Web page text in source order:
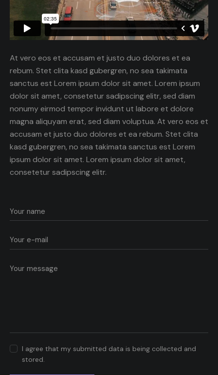
At vero eos et accusam et justo duo dolores et ea
rebum. Stet clita kasd gubergren, no sea takimata
sanctus est Lorem ipsum dolor sit amet. Lorem ipsum
dolor sit amet, consetetur sadipscing elitr, sed diam
nonumy eirmod tempor invidunt ut labore et dolore
magna aliquyam erat, sed diam voluptua. At vero eos et
accusam et justo duo dolores et ea rebum. Stet clita
kasd gubergren, no sea takimata sanctus est Lorem
ipsum dolor sit amet. Lorem ipsum dolor sit amet,
consetetur sadipscing elitr.
I agree that my submitted data is being collected and
stored.